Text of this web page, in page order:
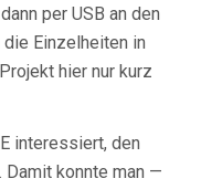
per USB an den
Einzelheiten in
hier nur kurz
interessiert, den
. Damit konnte man —